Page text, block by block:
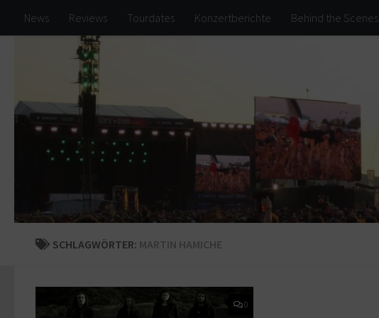
Zum Inhalt springen
News Reviews Tourdates Konzertberichte Behind the Scenes
SCHLAGWÖRTER: MARTIN HAMICHE
0